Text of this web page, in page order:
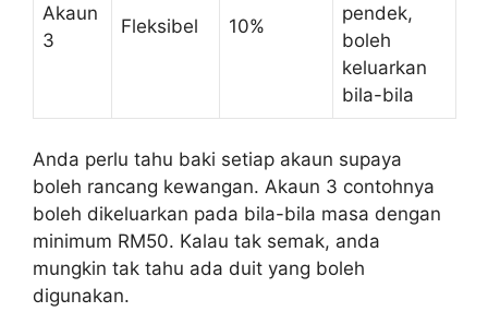
Akaun
3
Fleksibel 10%
pendek,
boleh
keluarkan
bila-bila
Anda perlu tahu baki setiap akaun supaya
boleh rancang kewangan. Akaun 3 contohnya
boleh dikeluarkan pada bila-bila masa dengan
minimum RM50. Kalau tak semak, anda
mungkin tak tahu ada duit yang boleh
digunakan.